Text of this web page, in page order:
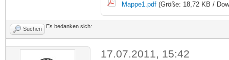
Mappe1.pdf(Größe: 18,72 KB /
Suchen Es bedanken sich:
17.07.2011, 15:42